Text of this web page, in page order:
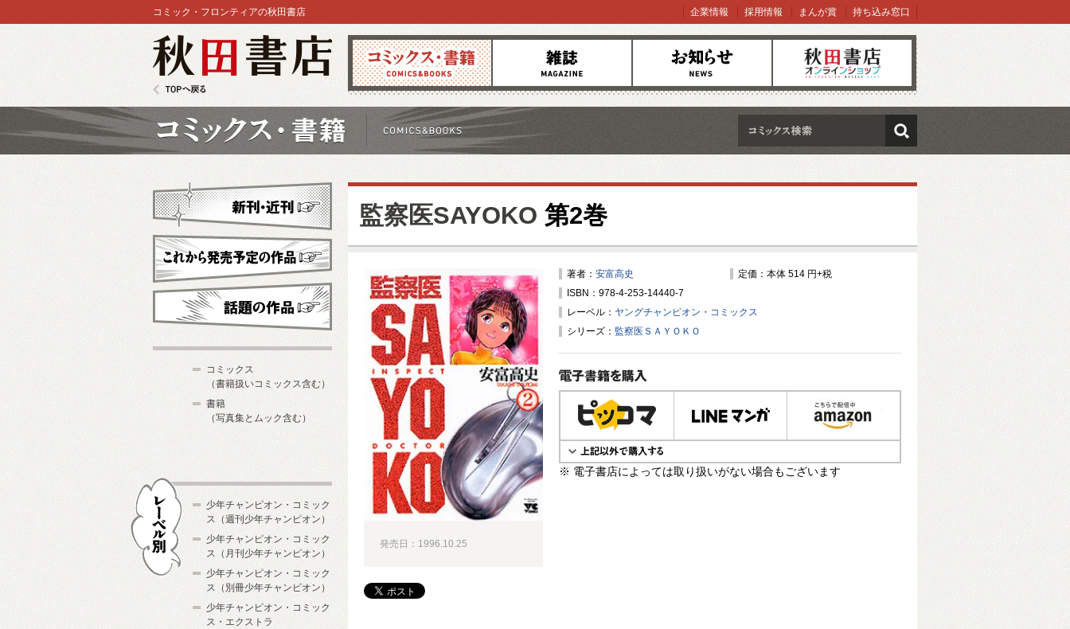
コミックス 雑誌 お知らせ オンラインショップ
コミック・フロンティアの秋田書店 企業情報 採用情報 まんが賞 持ち込み窓口
検索
監察医SAYOKO 第2巻
著者： 安富高史
定価：本体 514 円+税
ISBN：978-4-253-14440-7
レーベル： ヤングチャンピオン・コミックス
シリーズ： 監察医ＳＡＹＯＫＯ
電子書籍で購入
※ 電子書店によっては取り扱いがない場合もございます
発売日：1996.10.25
新刊・近刊
これから発売予定
コミックス
（書籍扱いコミックス含む）
書籍
（写真集とムック含む）
少年チャンピオン・コミック
ス（週刊少年チャンピオン）
少年チャンピオン・コミック
ス（月刊少年チャンピオン）
少年チャンピオン・コミック
ス（別冊少年チャンピオン）
少年チャンピオン・コミック
ス・エクストラ